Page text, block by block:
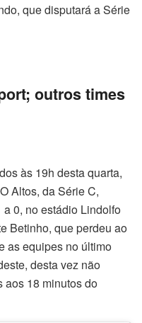
que disputará a Série
outros times
às 19h desta quarta,
Altos, da Série C,
0, no estádio Lindolfo
Betinho, que perdeu ao
as equipes no último
desta vez não
aos 18 minutos do